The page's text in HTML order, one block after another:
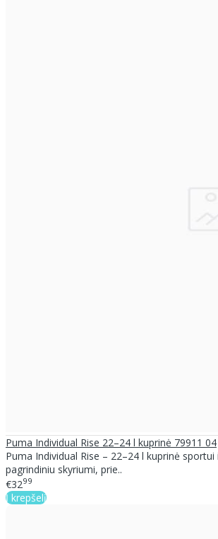
Puma Individual Rise 22–24 l kuprinė 79911 04
Puma Individual Rise – 22–24 l kuprinė
pagrindiniu skyriumi, prie..
€3299
Į krepšelį